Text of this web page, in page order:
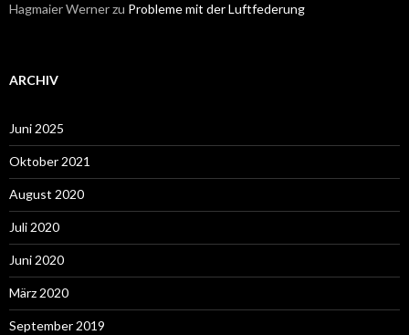
Hagmaier Wernerzu Probleme mit der Luftfederung
ARCHIV
Juni 2025
Oktober 2021
August 2020
Juli 2020
Juni 2020
März 2020
September 2019